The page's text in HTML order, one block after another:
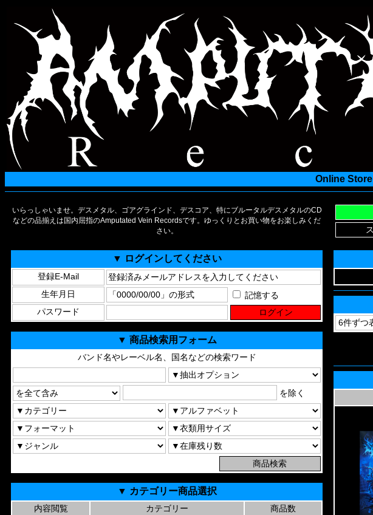
Online Store
いらっしゃいませ。デスメタル、ゴアグラインド、デスコア、特にブルータルデスメタルのCD
などの品揃えは国内屈指のAmputated Vein Recordsです。ゆっくりとお買い物をお楽しみくだ
さい。
▼ ログインしてください
登録E-Mail
生年月日
記憶する
パスワード
▼ 商品検索用フォーム
バンド名やレーベル名、国名などの検索ワード
を除く
▼ カテゴリー商品選択
内容閲覧 カテゴリー
商品数